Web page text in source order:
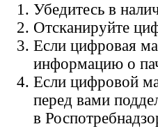
Убедитесь в
Отсканируйте
Если цифровая
информацию о
Если цифровой
перед вами
в